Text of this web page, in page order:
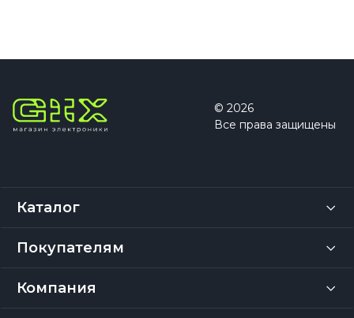
© 2026
Все права защищены
Каталог
Покупателям
Компания